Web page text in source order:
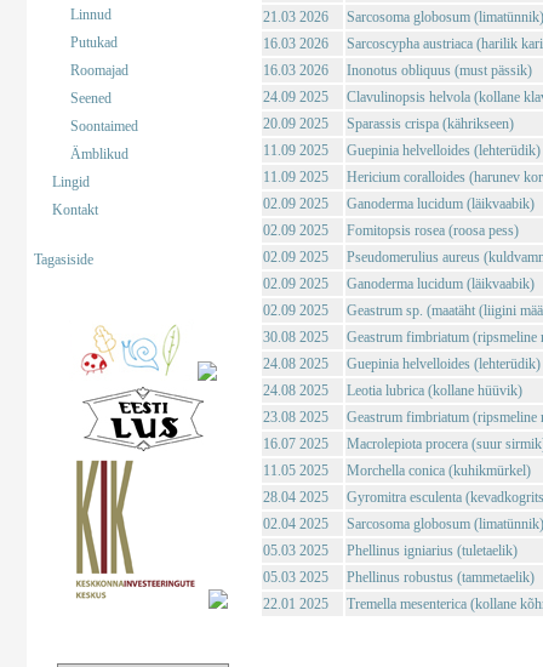
Linnud
Putukad
Roomajad
Seened
Soontaimed
Ämblikud
Lingid
Kontakt
Tagasiside
21.03 2026
Sarcosoma globosum (limatünnik)
16.03 2026
Sarcoscypha austriaca (harilik
16.03 2026
Inonotus obliquus (must pässik)
24.09 2025
Clavulinopsis helvola (kollane
20.09 2025
Sparassis crispa (kährikseen)
11.09 2025
Guepinia helvelloides (lehterüdik)
11.09 2025
Hericium coralloides (harunev
02.09 2025
Ganoderma lucidum (läikvaabik)
02.09 2025
Fomitopsis rosea (roosa pess)
02.09 2025
Pseudomerulius aureus
02.09 2025
Ganoderma lucidum (läikvaabik)
02.09 2025
Geastrum sp. (maatäht (liigini
30.08 2025
Geastrum fimbriatum (ripsmeline
24.08 2025
Guepinia helvelloides (lehterüdik)
24.08 2025
Leotia lubrica (kollane hüüvik)
23.08 2025
Geastrum fimbriatum (ripsmeline
16.07 2025
Macrolepiota procera (suur
11.05 2025
Morchella conica (kuhikmürkel)
28.04 2025
Gyromitra esculenta
02.04 2025
Sarcosoma globosum (limatünnik)
05.03 2025
Phellinus igniarius (tuletaelik)
05.03 2025
Phellinus robustus (tammetaelik)
22.01 2025
Tremella mesenterica (kollane